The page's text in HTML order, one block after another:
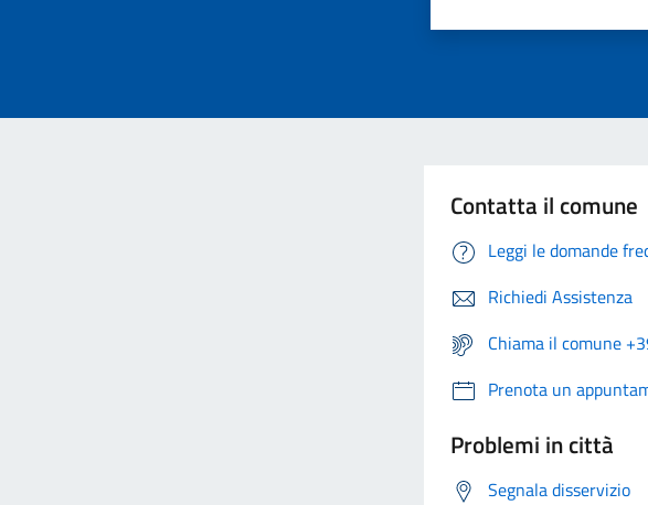
Contatta il comune
Leggi le domande
Richiedi Assistenza
Chiama il comune
Prenota un
Problemi in città
Segnala disservizio